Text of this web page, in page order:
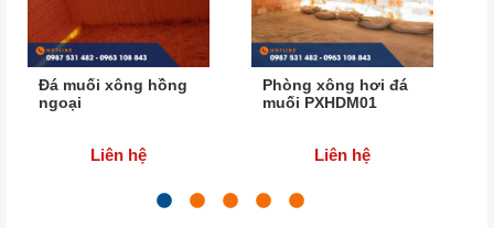
Đá muối xông hồng
ngoại
Liên hệ
Phòng xông hơi đá
muối PXHDM01
Liên hệ